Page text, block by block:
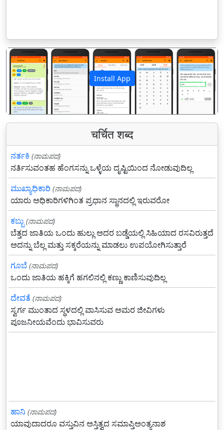
Install App
पिछला अगला
चर्चित शब्द
ನರ್ತಕಿ (ನಾಮಪದ)
ನರ್ತಿಸುವಂತಹ ಹೆಂಗಸನ್ನು ಒಳ್ಳೆಯ ದೃಷ್ಟಿಯಿಂದ ನೋಡುವುದಿಲ್ಲ
ಮುಖ್ಯಾಧಿಕಾರಿ (ನಾಮಪದ)
ಯಾರು ಅಧಿಕಾರಿಗಳಿಗಿಂತ ಪ್ರಧಾನ ಸ್ಥಾನದಲ್ಲಿ ಇರುವರೋ
ಕಬ್ಬು (ನಾಮಪದ)
ಬೆತ್ತದ ಜಾತಿಯ ಒಂದು ಹುಲ್ಲು ಅದರ ಬಡ್ಡೆಯಲ್ಲಿ ಸಿಹಿಯಾದ ರಸವಿರುತ್ತದೆ
ಅದನ್ನು ಬೆಲ್ಲ ಮತ್ತು ಸಕ್ಕರೆಯನ್ನು ಮಾಡಲು ಉಪಯೋಗಿಸುತ್ತಾರೆ
ಗೂಬೆ (ನಾಮಪದ)
ಒಂದು ಜಾತಿಯ ಹಕ್ಕಿಗೆ ಹಗಲಿನಲ್ಲಿ ಕಣ್ಣು ಕಾಣಿಸುವುದಿಲ್ಲ
ದೇವತೆ (ನಾಮಪದ)
ಸ್ವರ್ಗ ಮುಂತಾದ ಸ್ಥಳದಲ್ಲಿ ವಾಸಿಸುವ ಅಮರ ಜೀವಿಗಳು
ಪೂಜನೀಯವೆಂದು ಭಾವಿಸುವರು
ಹಾನಿ (ನಾಮಪದ)
ಯಾವುದಾದರೂ ವಸ್ತುವಿನ ಅಸ್ತಿತ್ವದ ಸಮಾಪ್ತಿಅಂತ್ಯನಾಶ